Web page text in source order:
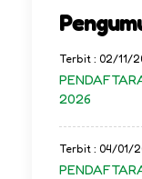
Terbit : 02/11/
2026
Terbit : 04/01/